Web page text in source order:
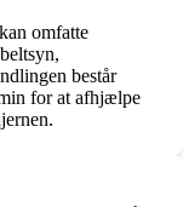
omfatte
består
for at afhjælpe